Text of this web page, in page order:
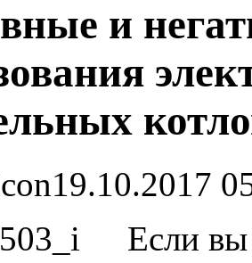
и
19.10.2017
Если